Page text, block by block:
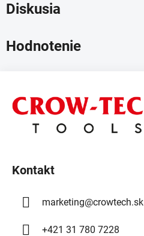
Diskusia
Hodnotenie
Kontakt
marketing@crowtech.sk
+421 31 780 7228